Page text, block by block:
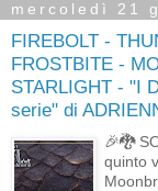
mercoledì 21
FIREBOLT -
FROSTBITE -
STARLIGHT - "I
serie" di
🎉🐉
quinto